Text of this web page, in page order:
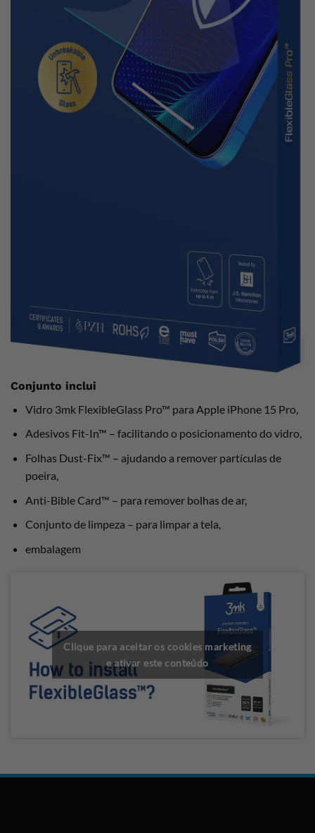
Conjunto inclui
Vidro 3mk FlexibleGlass Pro™ para Apple iPhone 15 Pro,
Adesivos Fit-In™ – facilitando o posicionamento do vidro,
Folhas Dust-Fix™ – ajudando a remover partículas de
poeira,
Anti-Bible Card™ – para remover bolhas de ar,
Conjunto de limpeza – para limpar a tela,
embalagem
Clique para aceitar os cookies marketing
e ativar este conteúdo